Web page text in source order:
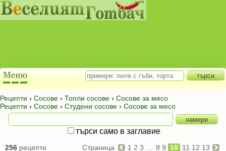
Рецепти › Сосове › Топли сосове › Сосове за месо
Рецепти › Сосове › Студени сосове › Сосове за месо
търси само в заглавие
256 рецепти Страница 1 2 3 8 9 10 11 12 13